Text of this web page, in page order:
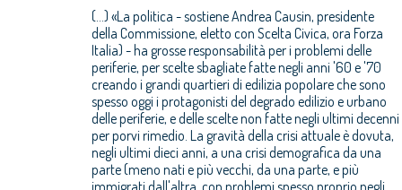
(...) «La politica - sostiene Andrea Causin, presidente
della Commissione, eletto con Scelta Civica, ora Forza
Italia) - ha grosse responsabilità per i problemi delle
periferie, per scelte sbagliate fatte negli anni '60 e '70
creando i grandi quartieri di edilizia popolare che sono
spesso oggi i protagonisti del degrado edilizio e urbano
delle periferie, e delle scelte non fatte negli ultimi decenni
per porvi rimedio. La gravità della crisi attuale è dovuta,
negli ultimi dieci anni, a una crisi demografica da una
parte (meno nati e più vecchi, da una parte, e più
immigrati dall'altra, con problemi spesso proprio negli